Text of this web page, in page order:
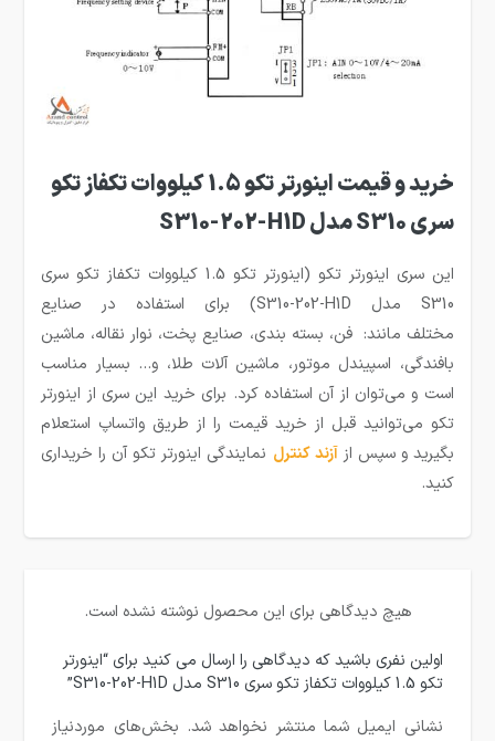
خرید و قیمت اینورتر تکو 1.5 کیلووات تکفاز تکو
سری S310 مدل S310-202-H1D
این سری اینورتر تکو (اینورتر تکو 1.5 کیلووات تکفاز تکو سری
S310 مدل S310-202-H1D) برای استفاده در صنایع
مختلف مانند: فن، بسته بندی، صنایع پخت، نوار نقاله، ماشین
بافندگی، اسپیندل موتور، ماشین آلات طلا، و… بسیار مناسب
است و می‌توان از آن استفاده کرد. برای خرید این سری از اینورتر
تکو می‌توانید قبل از خرید قیمت را از طریق واتساپ استعلام
بگیرید و سپس ازآزند کنترل نمایندگی اینورتر تکو آن را خریداری
کنید.
هیچ دیدگاهی برای این محصول نوشته نشده است.
اولین نفری باشید که دیدگاهی را ارسال می کنید برای “اینورتر
تکو 1.5 کیلووات تکفاز تکو سری S310 مدل S310-202-H1D”
نشانی ایمیل شما منتشر نخواهد شد. بخش‌های موردنیاز